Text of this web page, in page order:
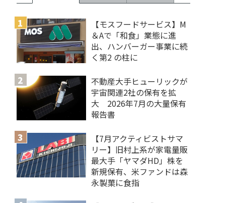
【モスフードサービス】M
＆Aで「和食」業態に進
出、ハンバーガー事業に続
く第2 の柱に
不動産大手ヒューリックが
宇宙関連2社の保有を拡
大 2026年7月の大量保有
報告書
【7月アクティビストサマ
リー】旧村上系が家電量販
最大手「ヤマダHD」株を
新規保有、米ファンドは森
永製菓に食指